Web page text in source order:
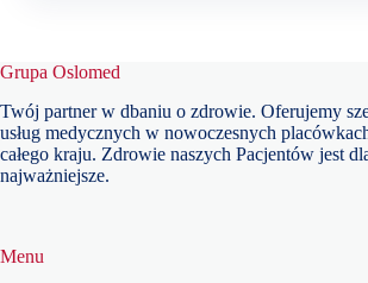
Grupa Oslomed
Twój partner w dbaniu o zdrowie. Oferujemy
usług medycznych w nowoczesnych
całego kraju. Zdrowie naszych Pacjentów jest
najważniejsze.
Menu